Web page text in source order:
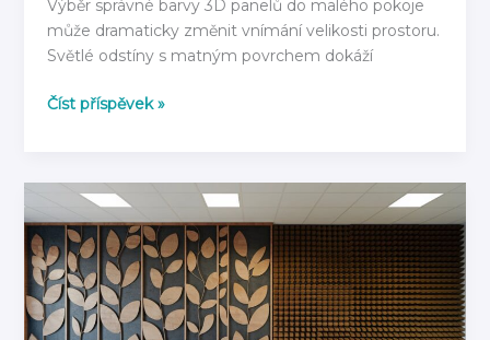
Výběr správné barvy 3D panelů do malého pokoje
může dramaticky změnit vnímání velikosti prostoru.
Světlé odstíny s matným povrchem dokáží
Jak
3D
panelů
do
malého
pokoje:
Rady
pro
Číst příspěvek »